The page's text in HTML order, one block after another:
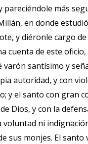
pareciéndole más
en donde
y diéronle cargo
cuenta de este
varón santísimo y
autoridad, y con
y el santo con gran
Dios, y con la
ni
sus monjes. El